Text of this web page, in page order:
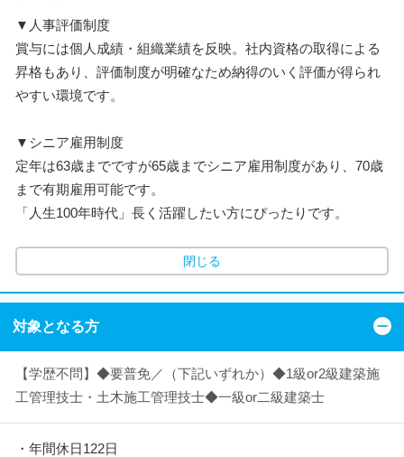
▼人事評価制度
賞与には個人成績・組織業績を反映。社内資格の取得による
昇格もあり、評価制度が明確なため納得のいく評価が得られ
やすい環境です。
▼シニア雇用制度
定年は63歳までですが65歳までシニア雇用制度があり、70歳
まで有期雇用可能です。
「人生100年時代」長く活躍したい方にぴったりです。
閉じる
対象となる方
【学歴不問】◆要普免／（下記いずれか）◆1級or2級建築施
工管理技士・土木施工管理技士◆一級or二級建築士
・年間休日122日